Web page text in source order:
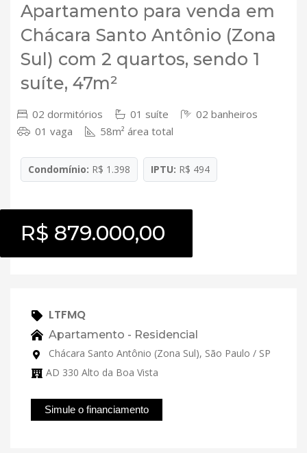
Apartamento para venda em
Chácara Santo Antônio (Zona
Sul) com 2 quartos, sendo 1
suíte, 47m²
02 dormitórios 01 suíte
02 banheiros
01 vaga
58m² área total
Condomínio: R$ 1.398 IPTU: R$ 494
R$ 879.000,00
LTFMQ
Apartamento - Residencial
Chácara Santo Antônio (Zona Sul), São Paulo / SP
AD 330 Alto da Boa Vista
Simule o financiamento